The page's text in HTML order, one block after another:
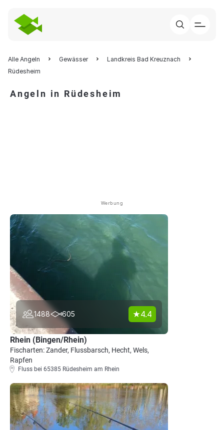
Alle Angeln Gewässer
Landkreis Bad Kreuznach
Rüdesheim
Angeln in Rüdesheim
Werbung
1488 605 4.4
Rhein (Bingen/Rhein)
Fischarten: Zander, Flussbarsch, Hecht, Wels,
Rapfen
Fluss bei 65385 Rüdesheim am Rhein